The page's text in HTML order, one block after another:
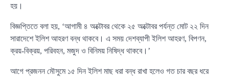
হয়।
বিজ্ঞপ্তিতে বলা হয়, ‘আগামী ৪ অক্টোবর থেকে ২৫ অক্টোবর পর্যন্ত মোট ২২ দিন
সারাদেশে ইলিশ আহরণ বন্ধ থাকবে। এ সময় দেশব্যাপী ইলিশ আহরণ, বিপণন,
ক্রয়-বিক্রয়, পরিবহন, মজুদ ও বিনিময় নিষিদ্ধ থাকবে।’
আগে প্রজনন মৌসুমে ১৫ দিন ইলিশ মাছ ধরা বন্ধ রাখা হলেও গত চার বছর ধরে